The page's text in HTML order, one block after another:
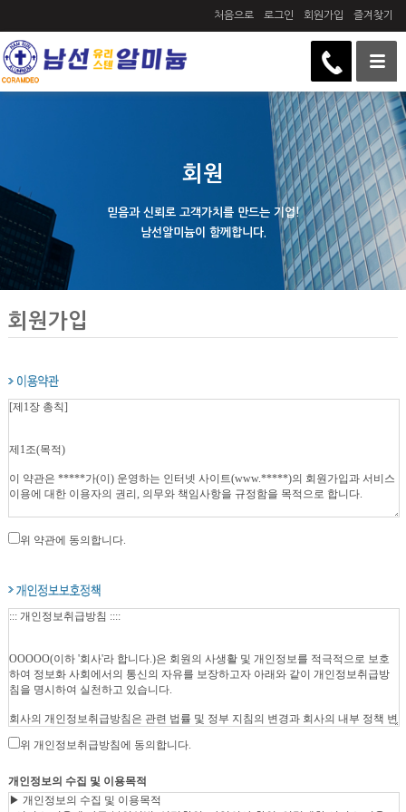
처음으로 로그인 회원가입 즐겨찾기
회원
믿음과 신뢰로 고객가치를 만드는 기업!
남선알미늄이 함께합니다.
회원가입
위 약관에 동의합니다.
위 개인정보취급방침에 동의합니다.
개인정보의 수집 및 이용목적